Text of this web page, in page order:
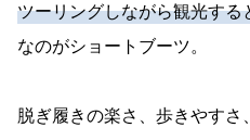
ツーリングしながら観光す
なのがショートブーツ。
脱ぎ履きの楽さ、歩きやす